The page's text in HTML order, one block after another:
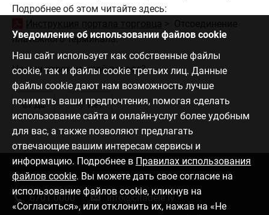
Подробнее об этом читайте здесь:
платежного терминала.
Нашли ответ на свой вопрос?
Да Нет
Уведомление об использовании файлов cookie
Наш сайт использует как собственные файлы
cookie, так и файлы cookie третьих лиц. Данные
файлы cookie дают нам возможность лучше
понимать ваши предпочтения, помогая сделать
использование сайта и онлайн-услуг более удобным
для вас, а также позволяют предлагать
отвечающие вашим интересам сервисы и
информацию. Подробнее в Правилах использования
файлов cookie. Вы можете дать свое согласие на
использование файлов cookie, кликнув на
«Согласиться», или отклонить их, нажав на «Не
Связаться с нами
6701 0000 info@citadele.lv